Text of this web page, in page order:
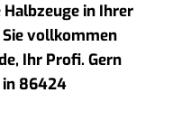
in Ihrer
vollkommen
Ihr Profi. Gern
86424